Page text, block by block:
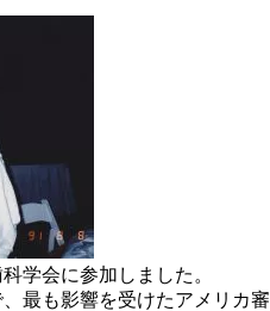
学会に参加しました。
最も影響を受けたアメリカ審